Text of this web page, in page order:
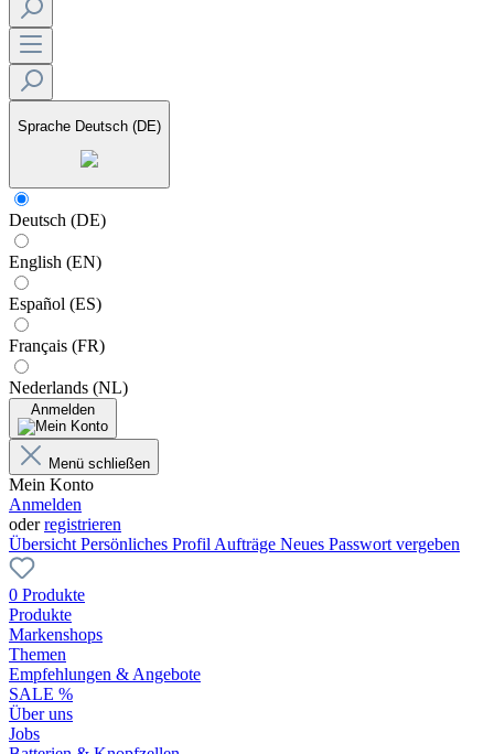
Sprache Deutsch (DE)
Deutsch (DE)
English (EN)
Español (ES)
Français (FR)
Nederlands (NL)
Anmelden
Menü schließen
Mein Konto
Anmelden
oderregistrieren
Übersicht Persönliches Profil Aufträge Neues Passwort vergeben
0 Produkte
Produkte
Markenshops
Themen
Empfehlungen & Angebote
SALE %
Über uns
Jobs